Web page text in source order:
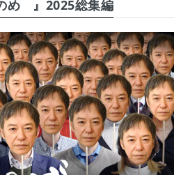
め゙』2025総集編